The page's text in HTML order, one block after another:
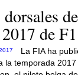
de F1
La FIA ha
la temporada